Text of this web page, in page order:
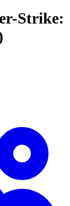
Strike: